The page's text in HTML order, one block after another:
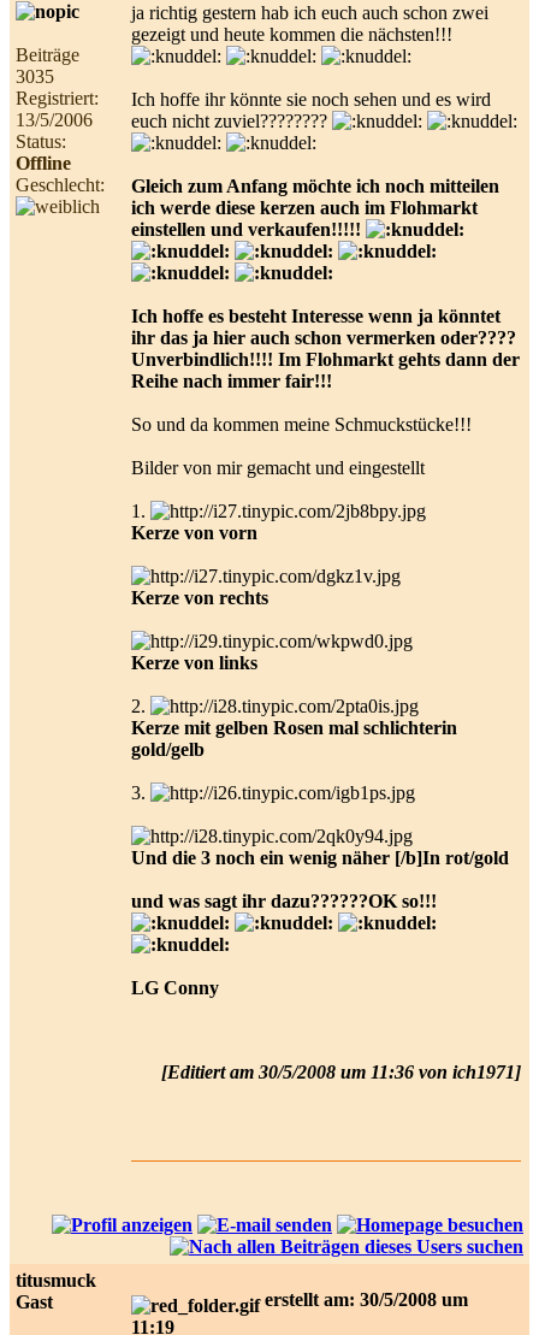
Beiträge
3035
Registriert:
13/5/2006
Status:
Offline
Geschlecht:
ja richtig gestern hab ich euch auch schon zwei
gezeigt und heute kommen die nächsten!!!
Ich hoffe ihr könnte sie noch sehen und es wird
euch nicht zuviel????????
Gleich zum Anfang möchte ich noch mitteilen
ich werde diese kerzen auch im Flohmarkt
einstellen und verkaufen!!!!!
Ich hoffe es besteht Interesse wenn ja könntet
ihr das ja hier auch schon vermerken oder????
Unverbindlich!!!! Im Flohmarkt gehts dann der
Reihe nach immer fair!!!
So und da kommen meine Schmuckstücke!!!
Bilder von mir gemacht und eingestellt
1.
Kerze von vorn
Kerze von rechts
Kerze von links
2.
Kerze mit gelben Rosen mal schlichterin
gold/gelb
3.
Und die 3 noch ein wenig näher [/b]In rot/gold
und was sagt ihr dazu??????OK so!!!
LG Conny
[Editiert am 30/5/2008 um 11:36 von ich1971]
titusmuck
Gast
erstellt am: 30/5/2008 um
11:19